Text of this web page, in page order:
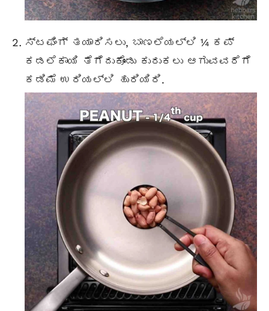
ಸ್ಟಫಿಂಗ್ ತಯಾರಿಸಲು, ಬಾಣಲೆಯಲ್ಲಿ ¼ ಕಪ್
ಕಡಲೆಕಾಯಿ ತೆಗೆದುಕೊಂಡು ಕುರುಕಲು ಆಗುವವರೆಗೆ
ಕಡಿಮೆ ಉರಿಯಲ್ಲಿ ಹುರಿಯಿರಿ.